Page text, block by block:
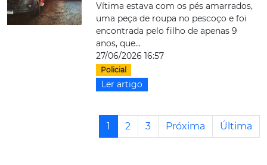
Vítima estava com os pés amarrados,
uma peça de roupa no pescoço e foi
encontrada pelo filho de apenas 9
anos, que...
27/06/2026 16:57
Policial
Ler artigo
1 2 3 Próxima Última